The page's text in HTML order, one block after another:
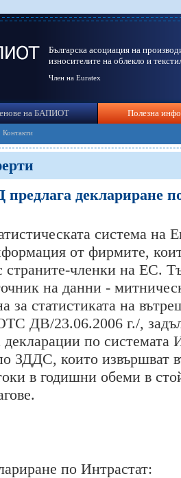
Българска асоциация на
износителите на облекло и
Член на Euratex
на БАПИОТ Полезна
Контакти
предлага деклариране
система на
от фирмите,
страните-членки на ЕС.
на данни -
за статистиката на
ДВ/23.06.2006 г./,
декларации по системата
ЗДДС, които извършват
в годишни обеми в
по Интрастат: